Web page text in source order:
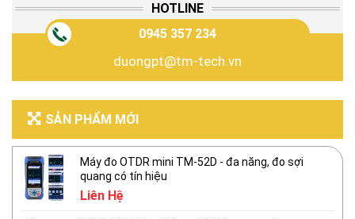
HOTLINE
0945 357 234
duongpt@tm-tech.vn
SẢN PHẨM MỚI
Máy đo OTDR mini TM-52D - đa năng, đo sợi
quang có tín hiệu
Liên Hệ